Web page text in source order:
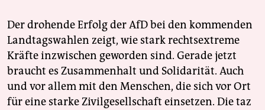
Der drohende Erfolg der AfD bei den kommenden
Landtagswahlen zeigt, wie stark rechtsextreme
Kräfte inzwischen geworden sind. Gerade jetzt
braucht es Zusammenhalt und Solidarität. Auch
und vor allem mit den Menschen, die sich vor Ort
für eine starke Zivilgesellschaft einsetzen. Die taz